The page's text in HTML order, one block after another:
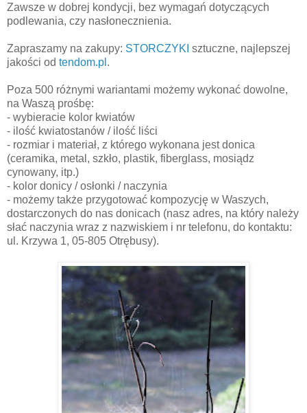
Zawsze w dobrej kondycji, bez wymagań dotyczących
podlewania, czy nasłonecznienia.
Zapraszamy na zakupy: STORCZYKI sztuczne, najlepszej
jakości od tendom.pl .
Poza 500 różnymi wariantami możemy wykonać dowolne,
na Waszą prośbę:
- wybieracie kolor kwiatów
- ilość kwiatostanów / ilość liści
- rozmiar i materiał, z którego wykonana jest donica
(ceramika, metal, szkło, plastik, fiberglass, mosiądz
cynowany, itp.)
- kolor donicy / osłonki / naczynia
- możemy także przygotować kompozycję w Waszych,
dostarczonych do nas donicach (nasz adres, na który należy
słać naczynia wraz z nazwiskiem i nr telefonu, do kontaktu:
ul. Krzywa 1, 05-805 Otrębusy).